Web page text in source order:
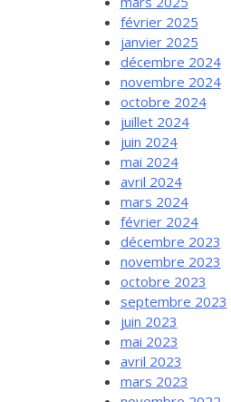
février 2025
janvier 2025
décembre 2024
novembre 2024
octobre 2024
juillet 2024
juin 2024
mai 2024
avril 2024
mars 2024
février 2024
décembre 2023
novembre 2023
octobre 2023
septembre 2023
juin 2023
mai 2023
avril 2023
mars 2023